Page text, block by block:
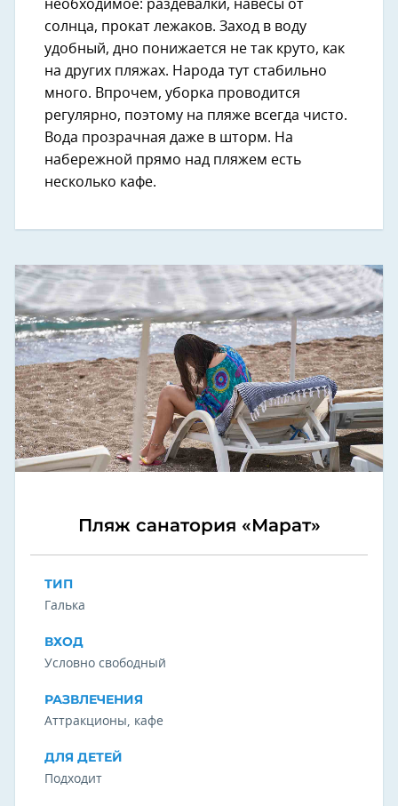
необходимое: раздевалки, навесы от
солнца, прокат лежаков. Заход в воду
удобный, дно понижается не так круто, как
на других пляжах. Народа тут стабильно
много. Впрочем, уборка проводится
регулярно, поэтому на пляже всегда чисто.
Вода прозрачная даже в шторм. На
набережной прямо над пляжем есть
несколько кафе.
Пляж санатория «Марат»
ТИП
Галька
ВХОД
Условно свободный
РАЗВЛЕЧЕНИЯ
Аттракционы, кафе
ДЛЯ ДЕТЕЙ
Подходит